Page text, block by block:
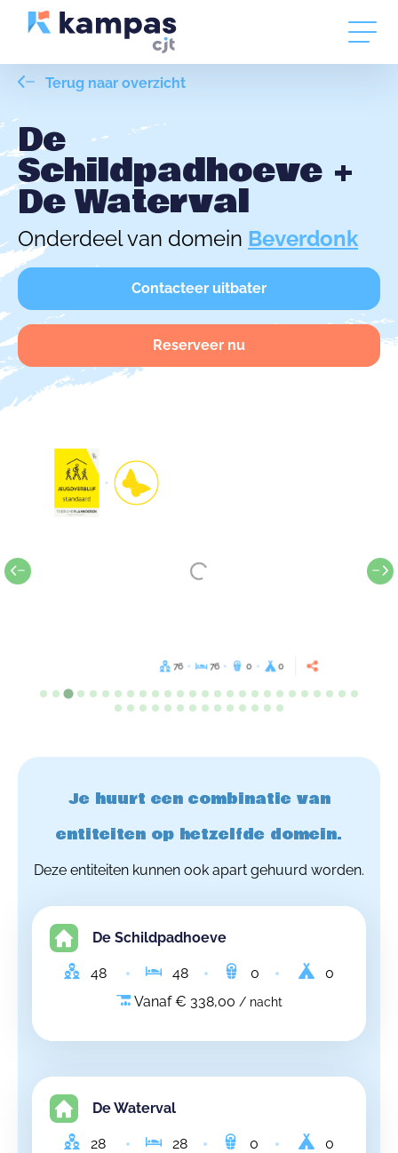
Terug naar overzicht
De
Schildpadhoeve +
De Waterval
Onderdeel van domein Beverdonk
Contacteer uitbater
Reserveer nu
76 76 0 0
Je huurt een combinatie van
entiteiten op hetzelfde domein.
Deze entiteiten kunnen ook apart gehuurd worden.
De Schildpadhoeve
48 48 0
0
Vanaf € 338,00 / nacht
De Waterval
28 28 0
0